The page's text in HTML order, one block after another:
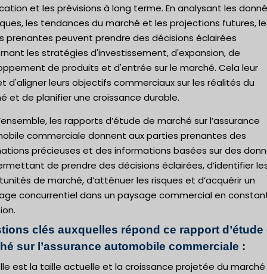
et les prévisions à long terme. En analysant les
les tendances du marché et les projections futures,
prenantes peuvent prendre des décisions éclairées
les stratégies d'investissement, d'expansion, de
de produits et d'entrée sur le marché. Cela leur
d'aligner leurs objectifs commerciaux sur les réalités du
et de planifier une croissance durable.
les rapports d’étude de marché sur l’assurance
commerciale donnent aux parties prenantes des
précieuses et des informations basées sur des
de prendre des décisions éclairées, d’identifier
de marché, d’atténuer les risques et d’acquérir un
concurrentiel dans un paysage commercial en
clés auxquelles répond ce rapport d’étude
sur l’assurance automobile commerciale :
est la taille actuelle et la croissance projetée du marché